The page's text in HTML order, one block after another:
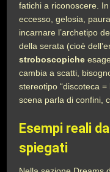
fatichi a riconoscere.
eccesso, gelosia,
incarnare l’archetipo
della serata (cioè
stroboscopiche
cambia a scatti,
stereotipo “discoteca
scena parla di confini,
Esempi reali
spiegati